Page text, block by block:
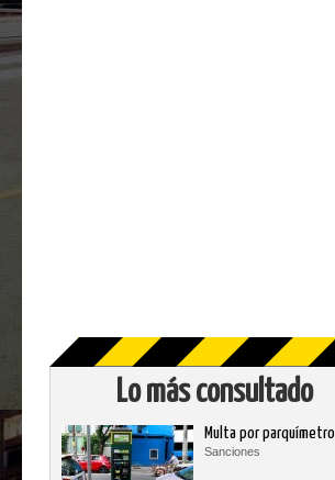
Lo más consultado
Multa por parquímetro
Sanciones